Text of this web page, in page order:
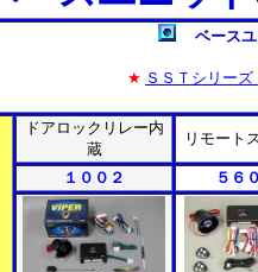
ベース
★ ＳＳＴシリーズ
ドアロックリレー内
蔵
リモート
１００２ ５６